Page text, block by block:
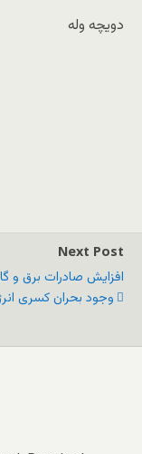
دویچه وله
Next Post
افزایش صادرات برق و
وجود بحران کسری